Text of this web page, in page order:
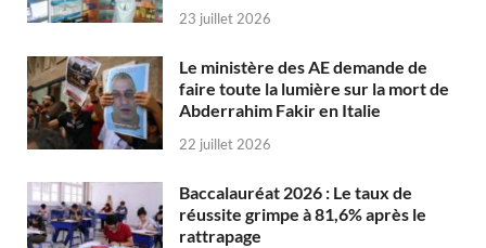
23 juillet 2026
Le ministère des AE demande de
faire toute la lumière sur la mort de
Abderrahim Fakir en Italie
22 juillet 2026
Baccalauréat 2026 : Le taux de
réussite grimpe à 81,6% après le
rattrapage